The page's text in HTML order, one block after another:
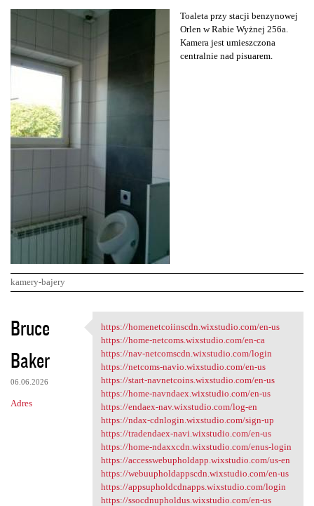
Toaleta przy stacji benzynowej
Orlen w Rabie Wyżnej 256a.
Kamera jest umieszczona
centralnie nad pisuarem.
kamery-bajery
K
o
m
e
n
Bruce
Baker
06.06.2026
Adres
https://homenetcoiinscdn
https://homenetcoiinscdn.wixstudio.com/en-us
https://home-netcoms.wixstudio.com/en-ca
https://nav-netcomscdn.wixstudio.com/login
https://netcoms-navio.wixstudio.com/en-us
https://start-navnetcoins.wixstudio.com/en-us
https://home-navndaex.wixstudio.com/en-us
https://endaex-nav.wixstudio.com/log-en
https://ndax-cdnlogin.wixstudio.com/sign-up
https://tradendaex-navi.wixstudio.com/en-us
https://home-ndaxxcdn.wixstudio.com/enus-login
https://accesswebupholdapp.wixstudio.com/us-en
https://webuupholdappscdn.wixstudio.com/en-us
https://appsupholdcdnapps.wixstudio.com/login
https://ssocdnupholdus.wixstudio.com/en-us